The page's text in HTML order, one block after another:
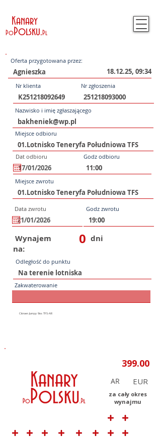
Kanary
PoPolsku.Pl
Oferta przygotowana przez:
18.12.25, 09:34
Nr klienta Nr zgłoszenia
Nazwisko i imię zgłaszającego
Miejsce odbioru
Dat odbioru Godz odbioru
Miejsce zwrotu
Data zwrotu Godz zwrotu
Wynajem
na:
0 dni
Odległość do punktu
Zakwaterowanie
AR
za cały okres
wynajmu